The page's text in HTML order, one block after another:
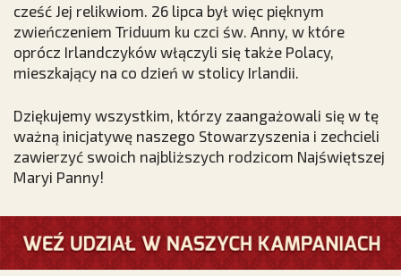
cześć Jej relikwiom. 26 lipca był więc pięknym
zwieńczeniem Triduum ku czci św. Anny, w które
oprócz Irlandczyków włączyli się także Polacy,
mieszkający na co dzień w stolicy Irlandii.
Dziękujemy wszystkim, którzy zaangażowali się w tę
ważną inicjatywę naszego Stowarzyszenia i zechcieli
zawierzyć swoich najbliższych rodzicom Najświętszej
Maryi Panny!